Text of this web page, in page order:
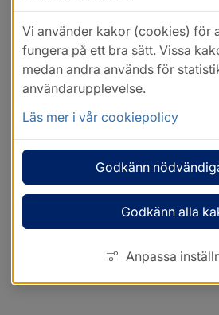
Vi använder kakor (cookies) för
fungera på ett bra sätt. Vissa
medan andra används för
användarupplevelse.
Läs mer i vår cookiepolicy
Godkänn
Godkänn alla
Anpassa